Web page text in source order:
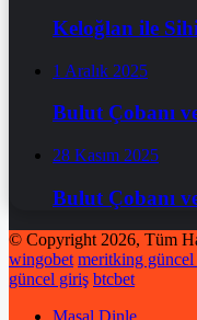
Keloğlan ile
1 Aralık 2025
Bulut Çobanı
28 Kasım 2025
Bulut Çobanı
© Copyright 2026, Tüm
wingobet meritking
güncel giriş btcbet